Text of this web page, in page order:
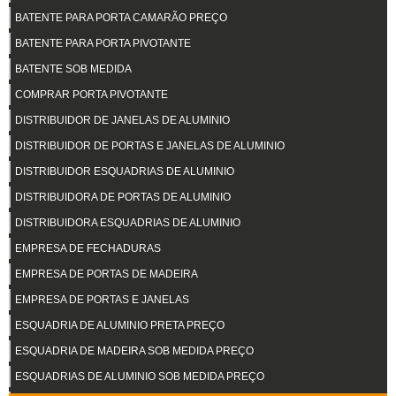
BATENTE PARA PORTA CAMARÃO PREÇO
BATENTE PARA PORTA PIVOTANTE
BATENTE SOB MEDIDA
COMPRAR PORTA PIVOTANTE
DISTRIBUIDOR DE JANELAS DE ALUMINIO
DISTRIBUIDOR DE PORTAS E JANELAS DE ALUMINIO
DISTRIBUIDOR ESQUADRIAS DE ALUMINIO
DISTRIBUIDORA DE PORTAS DE ALUMINIO
DISTRIBUIDORA ESQUADRIAS DE ALUMINIO
EMPRESA DE FECHADURAS
EMPRESA DE PORTAS DE MADEIRA
EMPRESA DE PORTAS E JANELAS
ESQUADRIA DE ALUMINIO PRETA PREÇO
ESQUADRIA DE MADEIRA SOB MEDIDA PREÇO
ESQUADRIAS DE ALUMINIO SOB MEDIDA PREÇO